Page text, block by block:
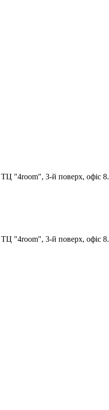
ТЦ "4room", 3-й поверх, офіс 8.
ТЦ "4room", 3-й поверх, офіс 8.